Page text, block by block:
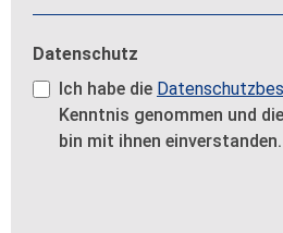
Datenschutz
Ich habe die
Kenntnis genommen und die
bin mit ihnen einverstanden.